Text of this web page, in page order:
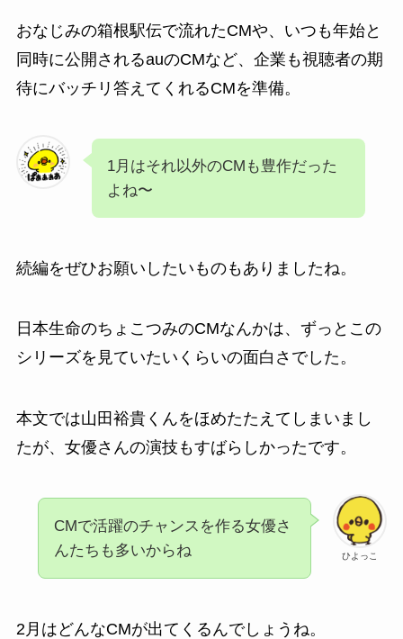
おなじみの箱根駅伝で流れたCMや、いつも年始と
同時に公開されるauのCMなど、企業も視聴者の期
待にバッチリ答えてくれるCMを準備。
1月はそれ以外のCMも豊作だった
よね〜
続編をぜひお願いしたいものもありましたね。
日本生命のちょこつみのCMなんかは、ずっとこの
シリーズを見ていたいくらいの面白さでした。
本文では山田裕貴くんをほめたたえてしまいまし
たが、女優さんの演技もすばらしかったです。
ひよっこ
CMで活躍のチャンスを作る女優さ
んたちも多いからね
2月はどんなCMが出てくるんでしょうね。